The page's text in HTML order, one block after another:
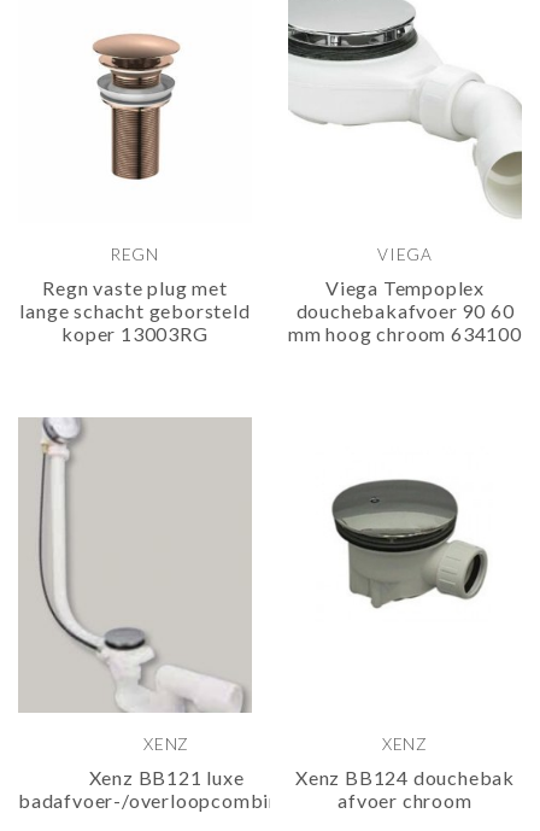
REGN
Regn vaste plug met
lange schacht geborsteld
koper 13003RG
VIEGA
Viega Tempoplex
douchebakafvoer 90 60
mm hoog chroom 634100
XENZ
Xenz BB121 luxe
badafvoer-/overloopcombinatie
XENZ
Xenz BB124 douchebak
afvoer chroom